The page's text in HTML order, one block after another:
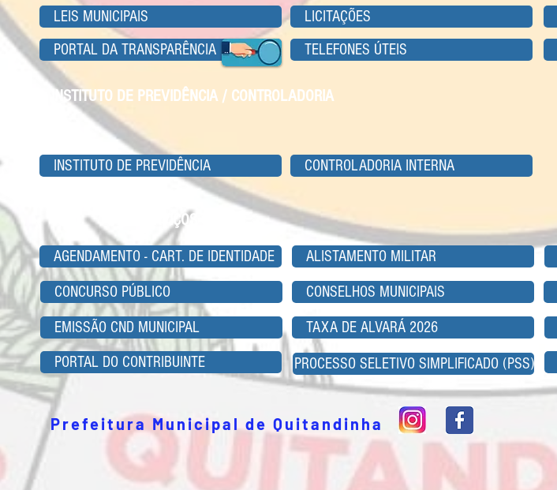
LEIS MUNICIPAIS
PORTAL DA TRANSPARÊNCIA
LICITAÇÕES
TELEFONES ÚTEIS
INSTITUTO DE PREVIDÊNCIA / CONTROLADORIA
INSTITUTO DE PREVIDÊNCIA CONTROLADORIA INTERNA
SERVIÇOS ON-LINE
AGENDAMENTO - CART. DE IDENTIDADE
CONCURSO PÚBLICO
EMISSÃO CND MUNICIPAL
PORTAL DO CONTRIBUINTE
ALISTAMENTO MILITAR
CONSELHOS MUNICIPAIS
TAXA DE ALVARÁ 2026
PROCESSO SELETIVO SIMPLIFICADO (PSS)
Prefeitura Municipal de Quitandinha